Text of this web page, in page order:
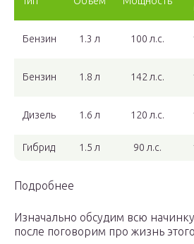
Бензин 1.3 л 100 л.с.
Бензин 1.8 л 142 л.с.
Дизель 1.6 л 120 л.с.
Гибрид 1.5 л 90 л.с.
Подробнее
Изначально обсудим всю
после поговорим про жизнь